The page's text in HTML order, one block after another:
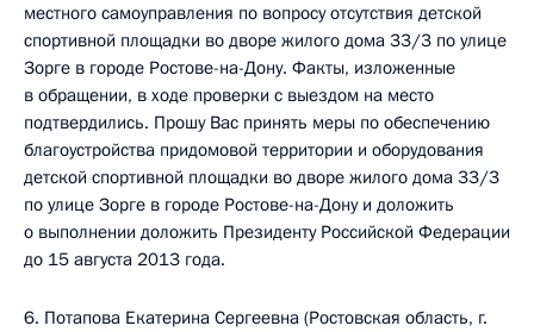
местного самоуправления по вопросу отсутствия детской
спортивной площадки во дворе жилого дома 33/3 по улице
Зорге в городе Ростове-на-Дону. Факты, изложенные
в обращении, в ходе проверки с выездом на место
подтвердились. Прошу Вас принять меры по обеспечению
благоустройства придомовой территории и оборудования
детской спортивной площадки во дворе жилого дома 33/3
по улице Зорге в городе Ростове-на-Дону и доложить
о выполнении доложить Президенту Российской Федерации
до 15 августа 2013 года.
6. Потапова Екатерина Сергеевна (Ростовская область, г.